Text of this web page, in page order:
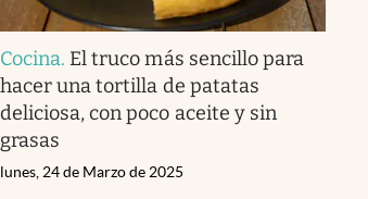
Cocina. El truco más sencillo para
hacer una tortilla de patatas
deliciosa, con poco aceite y sin
grasas
lunes, 24 de Marzo de 2025